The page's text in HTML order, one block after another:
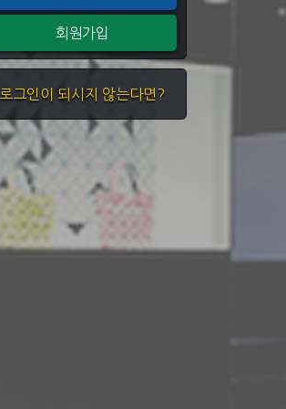
회원가입
로그인이 되시지 않는다면?